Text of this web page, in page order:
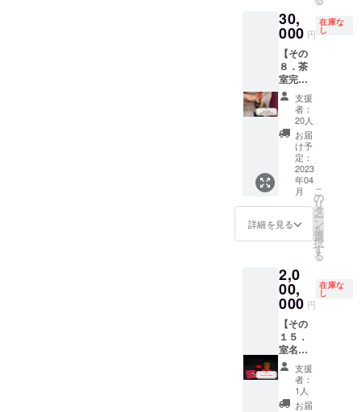
は、美
味しい
御干菓
子にな
る場合
がござ
いま
す。 ご
了承下
さい。
※交通費
はご自
身でご
負担く
ださ
い。 ※
チケッ
送にて
お送り
致しま
す。お
友達な
どにお
譲り頂
いても
構いま
せん。
【有効
しみに
してい
てくだ
さい！
また、
茶室が
完成し
ました
ら、遊
びにい
らして
下さ
い。 お
菓子と
薄茶
（抹
茶）を
一服召
もらえ
るよう
ご用意
いたし
ます。
抹茶が
お苦手
な方用
に、生
珈琲で
もご用
利が失
効いた
します
ので予
めご了
承くだ
さい。
※体調不
良の場
合も基
本的に
キャン
セル料
は発生
いたし
ます。
【有効
期限】
連絡日
年間 ※
交通費
はご自
身でご
負担く
ださ
い。
自然な
つやが
美しく
でま
す。 日
差し除
けや体
をあた
ためる
など、
季節を
問わず
日常に
彩りを
与えて
くれま
す。
【素
材】バ
レーヨ
ン100%
【サイ
ズ】
50cm×
180cm
※絞りの
柄は、
お任せ
頂き作
成しま
日程変
更可
【キャ
ンセル
料】
日程変
更可能
期間を
超えた
キャン
セル・
日程変
更の場
合、権
利が失
します
ので予
承くだ
さい。
※体調不
良の場
合も基
本的に
キャン
セル料
は発生
いたし
ます。
代理の
たいけ
ど、、
、実は
リター
ン無く
ていい
んだよ
ねと
おっ
しゃる
方へ
★★★
ありが
たいこ
うなお
申し出
ただき
まし
た。
2,000円
のリ
ターン
無しの
物を5
口、15
口と自
由に選
きま
す。 開
催日、
開催場
所をお
伝えし
ますの
でご都
合の良
い日程
をご検
討頂
き、お
返事下
さい。
ンセ
ル・日
間】
利用日
の５日
前まで
キャン
セル・
日程変
更可
【キャ
ンセル
料】
記入く
ださ
日程な
ど詳細
につい
て連絡
を取合
い、ご
対応い
たしま
す。 ※
茶室、
水屋は
木造で
制作す
るた
してい
きま
す。永
置でき
れば良
いので
すが、
解体さ
れる場
合もご
を想定
してお
りま
す。 ※
支援
時、必
ず備考
欄にご
希望の
お名前
をロー
マ字10
文字程
度でご
記入く
ださ
い。 ※
て連絡
を取合
い、ご
対応い
たしま
す。 ※
茶室、
水屋は
木造で
制作す
るた
手の作
家さん
まで、
作風に
おいて
も多岐
に渡る
作家さ
んにご
協力頂
き、お
料理や
飲み物
などの
提供に
使わせ
て頂き
陶芸家
さんと
相談
し、リ
ターン
として
提供し
て頂け
る特別
な作品
を提案
さんに
お願い
してお
り、楽
しみで
なりま
せん。
めざま
しテレ
ビや、
マツコ
の知ら
ない世
界、美
の壺な
ど、
数々の
ている
畳職人
の山田
さん。
職人の
手掛け
る新し
い畳
で、
清々し
い時間
て下さ
る方に
とって
もお得
なお稽
古の仕
組みを
提供し
ます。
10年
間、何
度通っ
て下
さって
もお菓
子と薄
茶（抹
上がっ
てもら
えるよ
うご用
意いた
しま
す。毎
月1度
通って
下さっ
たとし
30,
000 円
在庫な
し
【その
８．茶
室完成
披露＋
茶道教
室回数
券12回
分（初
回費用
サービ
ス＆通
常料金
から
20%OF
F）】
ました
ら、茶
道のお
稽古に
通って
下さる
方に少
しお得
なお稽
古の仕
組みを
支援
者：
20人
お届
け予
定：
2023
年04
月
詳細を見る
こ
の
リ
タ
ー
ン
を
選
択
す
る
2,0
00,
000 円
在庫な
し
【その
１５．
室名が
付けら
れる命
名権】
今回作
支援
者：
1人
お届